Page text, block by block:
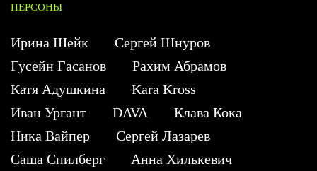
ПЕРСОНЫ
Ирина Шейк
Сергей Шнуров
Гусейн Гасанов
Рахим Абрамов
Катя Адушкина
Kara Kross
Иван Ургант
DAVA
Клава Кока
Ника Вайпер
Сергей Лазарев
Саша Спилберг
Анна Хилькевич